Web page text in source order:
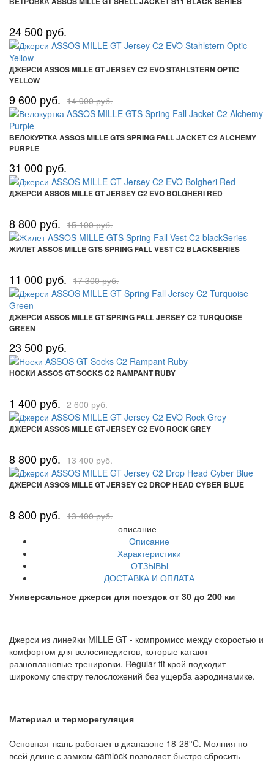
24 500 руб.
ДЖЕРСИ ASSOS MILLE GT JERSEY C2 EVO STAHLSTERN OPTIC
YELLOW
9 600 руб. 14 900 руб.
ВЕЛОКУРТКА ASSOS MILLE GTS SPRING FALL JACKET C2 ALCHEMY
PURPLE
31 000 руб.
ДЖЕРСИ ASSOS MILLE GT JERSEY C2 EVO BOLGHERI RED
8 800 руб. 15 100 руб.
ЖИЛЕТ ASSOS MILLE GTS SPRING FALL VEST C2 BLACKSERIES
11 000 руб. 17 300 руб.
ДЖЕРСИ ASSOS MILLE GT SPRING FALL JERSEY C2 TURQUOISE
GREEN
23 500 руб.
НОСКИ ASSOS GT SOCKS C2 RAMPANT RUBY
1 400 руб. 2 600 руб.
ДЖЕРСИ ASSOS MILLE GT JERSEY C2 EVO ROCK GREY
8 800 руб. 13 400 руб.
ДЖЕРСИ ASSOS MILLE GT JERSEY C2 DROP HEAD CYBER BLUE
8 800 руб. 13 400 руб.
описание
Описание
Характеристики
ОТЗЫВЫ
ДОСТАВКА И ОПЛАТА
Универсальное джерси для поездок от 30 до 200 км
Джерси из линейки MILLE GT - компромисс между скоростью и
комфортом для велосипедистов, которые катают
разноплановые тренировки. Regular fit крой подходит
широкому спектру телосложений без ущерба аэродинамике.
Материал и терморегуляция
Основная ткань работает в диапазоне 18-28°C. Молния по
всей длине с замком camlock позволяет быстро сбросить